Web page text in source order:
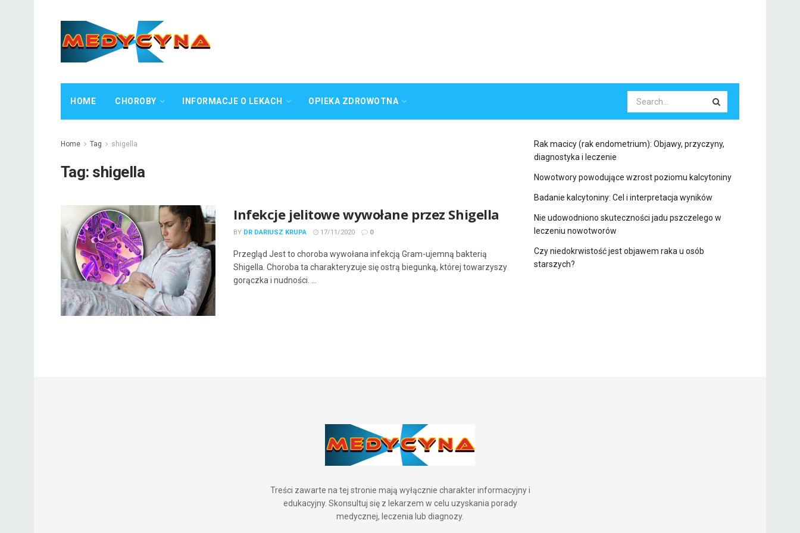
HOME CHOROBY INFORMACJE O LEKACH OPIEKA ZDROWOTNA
Home Tag shigella
Tag: shigella
Infekcje jelitowe wywołane przez Shigella
BY DR DARIUSZ KRUPA 17/11/2020 0
Przegląd Jest to choroba wywołana infekcją Gram-ujemną bakterią
Shigella. Choroba ta charakteryzuje się ostrą biegunką, której towarzyszy
gorączka i nudności. ...
Rak macicy (rak endometrium): Objawy, przyczyny,
diagnostyka i leczenie
Nowotwory powodujące wzrost poziomu kalcytoniny
Badanie kalcytoniny: Cel i interpretacja wyników
Nie udowodniono skuteczności jadu pszczelego w
leczeniu nowotworów
Czy niedokrwistość jest objawem raka u osób
starszych?
Treści zawarte na tej stronie mają wyłącznie charakter informacyjny i
edukacyjny. Skonsultuj się z lekarzem w celu uzyskania porady
medycznej, leczenia lub diagnozy.